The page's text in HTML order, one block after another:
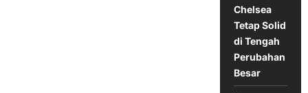
Chelsea
Tetap Solid
di Tengah
Perubahan
Besar